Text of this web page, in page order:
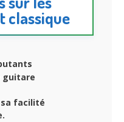
classique
guitare
facilité